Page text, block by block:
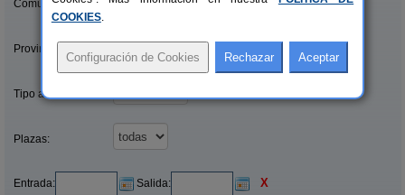
Comunidades:
Provincias/Islas:
Tipo alquiler:
Plazas:
Entrada: Salida: X
COOKIES.